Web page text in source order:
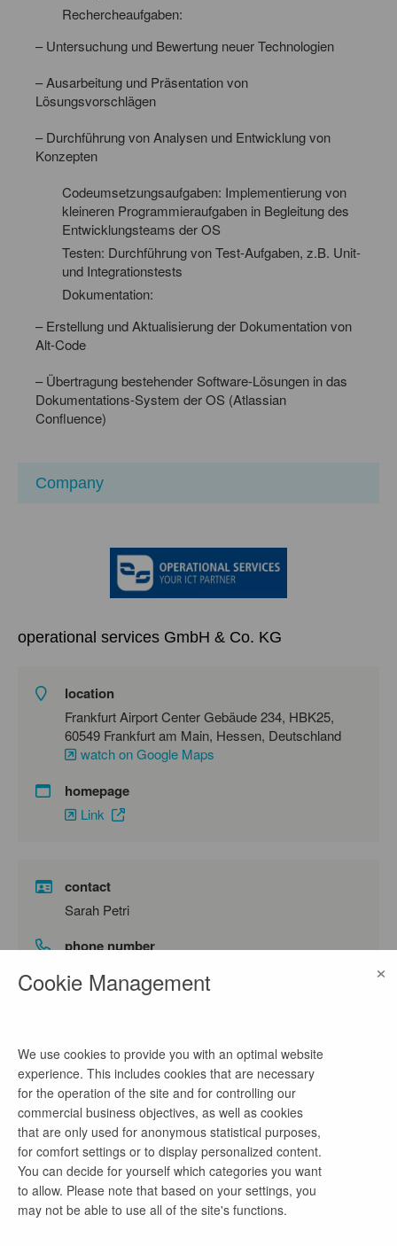
Rechercheaufgaben:
– Untersuchung und Bewertung neuer Technologien
– Ausarbeitung und Präsentation von
Lösungsvorschlägen
– Durchführung von Analysen und Entwicklung von
Konzepten
Codeumsetzungsaufgaben: Implementierung von
kleineren Programmieraufgaben in Begleitung des
Entwicklungsteams der OS
Testen: Durchführung von Test-Aufgaben, z.B. Unit-
und Integrationstests
Dokumentation:
– Erstellung und Aktualisierung der Dokumentation von
Alt-Code
– Übertragung bestehender Software-Lösungen in das
Dokumentations-System der OS (Atlassian
Confluence)
Company
operational services GmbH & Co. KG
location
Frankfurt Airport Center Gebäude 234, HBK25,
60549 Frankfurt am Main, Hessen, Deutschland
watch on Google Maps
homepage
Link
contact
Sarah Petri
phone number
company profile
operational services (OS) ist einer der führenden
ICT Service Provider im deutschen Markt und gilt
als Backbone der Digitalisierung des Mittelstands.
Sie ist die federführende, agile Einheit der Telekom
Gruppe, um im deutschen Mittelstand die digitale
Cookie Management ×
We use cookies to provide you with an optimal website
experience. This includes cookies that are necessary
for the operation of the site and for controlling our
commercial business objectives, as well as cookies
that are only used for anonymous statistical purposes,
for comfort settings or to display personalized content.
You can decide for yourself which categories you want
to allow. Please note that based on your settings, you
may not be able to use all of the site's functions.